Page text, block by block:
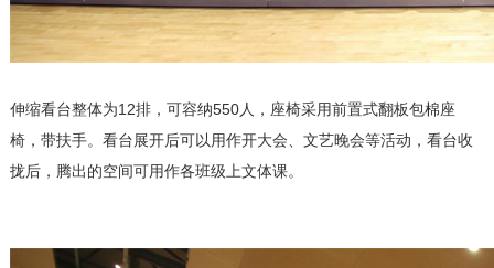
伸缩看台整体为12排，可容纳550人，座椅采用前置式翻板包棉座
椅，带扶手。看台展开后可以用作开大会、文艺晚会等活动，看台收
拢后，腾出的空间可用作各班级上文体课。